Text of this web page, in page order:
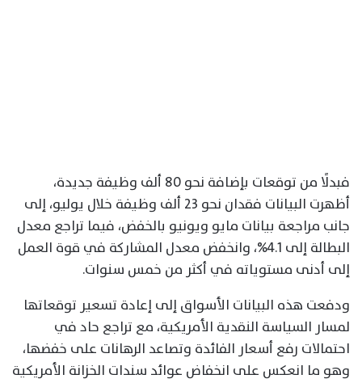
فبدلًا من توقعات بإضافة نحو 80 ألف وظيفة جديدة،
أظهرت البيانات فقدان نحو 23 ألف وظيفة خلال يوليو، إلى
جانب مراجعة بيانات مايو ويونيو بالخفض، فيما تراجع معدل
البطالة إلى 4.1%، وانخفض معدل المشاركة في قوة العمل
إلى أدنى مستوياته في أكثر من خمس سنوات.
ودفعت هذه البيانات الأسواق إلى إعادة تسعير توقعاتها
لمسار السياسة النقدية الأمريكية، مع تراجع حاد في
احتمالات رفع أسعار الفائدة وتصاعد الرهانات على خفضها،
وهو ما انعكس على انخفاض عوائد سندات الخزانة الأمريكية